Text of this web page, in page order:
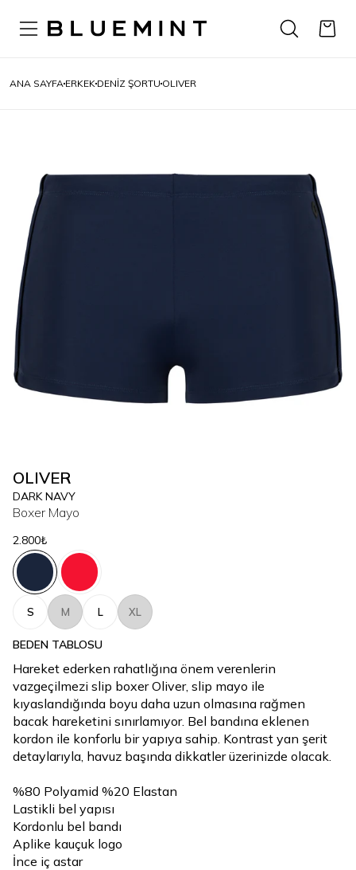
ANA SAYFA ERKEK DENIZ ŞORTU OLIVER
OLIVER
DARK NAVY
Boxer Mayo
2.800₺
S M L XL
BEDEN TABLOSU
Hareket ederken rahatlığına önem verenlerin
vazgeçilmezi slip boxer Oliver, slip mayo ile
kıyaslandığında boyu daha uzun olmasına rağmen
bacak hareketini sınırlamıyor. Bel bandına eklenen
kordon ile konforlu bir yapıya sahip. Kontrast yan şerit
detaylarıyla, havuz başında dikkatler üzerinizde olacak.
%80 Polyamid %20 Elastan
Lastikli bel yapısı
Kordonlu bel bandı
Aplike kauçuk logo
İnce iç astar